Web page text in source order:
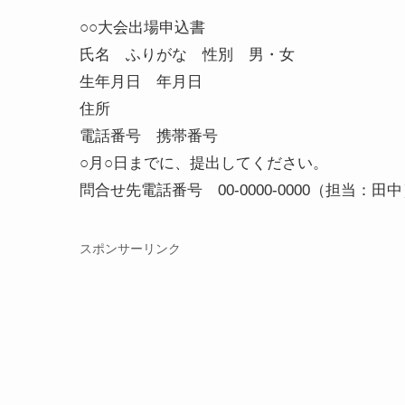
○○大会出場申込書
氏名 ふりがな 性別 男・女
生年月日 年月日
住所
電話番号 携帯番号
○月○日までに、提出してください。
問合せ先電話番号 00-0000-0000（担当：田中
スポンサーリンク